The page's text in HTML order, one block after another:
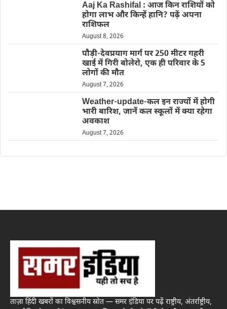
Aaj Ka Rashifal : आज किन राशियों को
होगा लाभ और किन्हें हानि? पढ़ें अपना
राशिफल
August 8, 2026
पौड़ी-देवप्रयाग मार्ग पर 250 मीटर गहरी
खाई में गिरी बोलेरो, एक ही परिवार के 5
लोगों की मौत
August 7, 2026
Weather-update-कल इन राज्यों में होगी
भारी बारिश, जानें कल स्कूलों में क्या रहेगा
अवकाश
August 7, 2026
ताज़ा हिंदी खबरों का विश्वसनीय स्रोत — समर इंडिया पर पढ़ें राष्ट्रीय, अंतर्राष्ट्रीय,